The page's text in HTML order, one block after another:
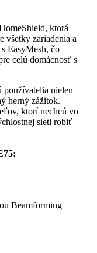
ktorá
všetky zariadenia a
EasyMesh, čo
celú domácnosť s
nielen
herný zážitok.
ktorí nechcú vo
sieti robiť
Beamforming